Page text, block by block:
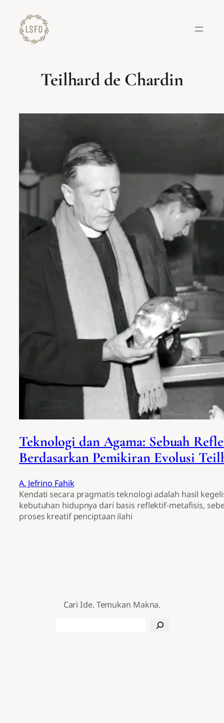
konten
Teilhard de Chardin
Teknologi dan Agama: Sebuah
Berdasarkan Pemikiran Evolusi
A. Jefrino Fahik
Kendati secara pragmatis teknologi adalah hasil
kebutuhan hidupnya dari basis reflektif-metafisis,
proses kreatif penciptaan ilahi
Cari Ide. Temukan Makna.